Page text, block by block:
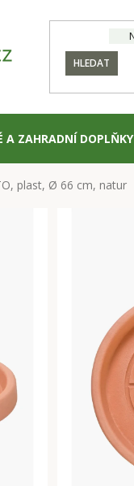
HLEDAT
A ZAHRADNÍ DOPLŇKY
plast, Ø 66 cm, natur